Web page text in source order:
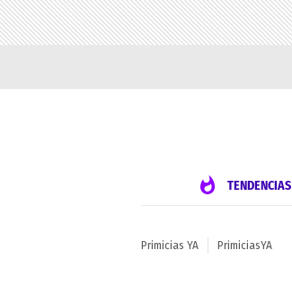
TENDENCIAS
Primicias YA PrimiciasYA